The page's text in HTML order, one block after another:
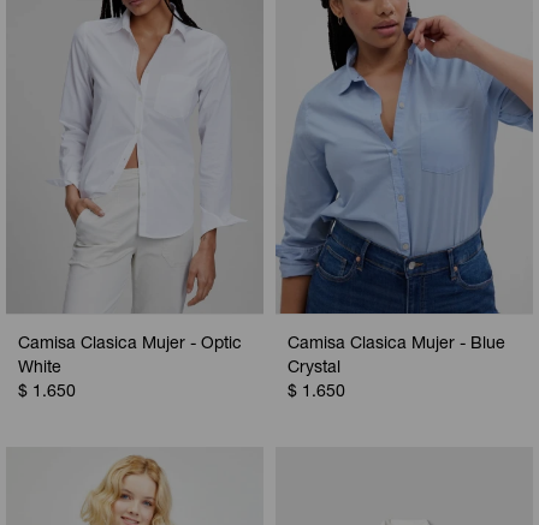
Camisa Clasica Mujer - Optic
White
$ 1.650
Camisa Clasica Mujer - Blue
Crystal
$ 1.650